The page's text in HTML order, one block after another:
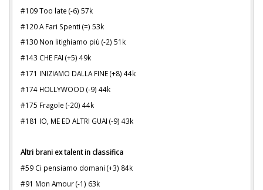
#109 Too late (-6) 57k
#120 A Fari Spenti (=) 53k
#130 Non litighiamo più (-2) 51k
#143 CHE FAI (+5) 49k
#171 INIZIAMO DALLA FINE (+8) 44k
#174 HOLLYWOOD (-9) 44k
#175 Fragole (-20) 44k
#181 IO, ME ED ALTRI GUAI (-9) 43k
Altri brani ex talent in classifica
#59 Ci pensiamo domani (+3) 84k
#91 Mon Amour (-1) 63k